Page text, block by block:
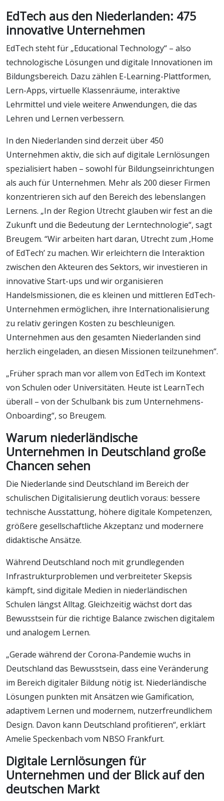
EdTech aus den Niederlanden: 475
innovative Unternehmen
EdTech steht für „Educational Technology“ – also
technologische Lösungen und digitale Innovationen im
Bildungsbereich. Dazu zählen E-Learning-Plattformen,
Lern-Apps, virtuelle Klassenräume, interaktive
Lehrmittel und viele weitere Anwendungen, die das
Lehren und Lernen verbessern.
In den Niederlanden sind derzeit über 450
Unternehmen aktiv, die sich auf digitale Lernlösungen
spezialisiert haben – sowohl für Bildungseinrichtungen
als auch für Unternehmen. Mehr als 200 dieser Firmen
konzentrieren sich auf den Bereich des lebenslangen
Lernens. „In der Region Utrecht glauben wir fest an die
Zukunft und die Bedeutung der Lerntechnologie“, sagt
Breugem. “Wir arbeiten hart daran, Utrecht zum ,Home
of EdTech’ zu machen. Wir erleichtern die Interaktion
zwischen den Akteuren des Sektors, wir investieren in
innovative Start-ups und wir organisieren
Handelsmissionen, die es kleinen und mittleren EdTech-
Unternehmen ermöglichen, ihre Internationalisierung
zu relativ geringen Kosten zu beschleunigen.
Unternehmen aus den gesamten Niederlanden sind
herzlich eingeladen, an diesen Missionen teilzunehmen“.
„Früher sprach man vor allem von EdTech im Kontext
von Schulen oder Universitäten. Heute ist LearnTech
überall – von der Schulbank bis zum Unternehmens-
Onboarding“, so Breugem.
Warum niederländische
Unternehmen in Deutschland große
Chancen sehen
Die Niederlande sind Deutschland im Bereich der
schulischen Digitalisierung deutlich voraus: bessere
technische Ausstattung, höhere digitale Kompetenzen,
größere gesellschaftliche Akzeptanz und modernere
didaktische Ansätze.
Während Deutschland noch mit grundlegenden
Infrastrukturproblemen und verbreiteter Skepsis
kämpft, sind digitale Medien in niederländischen
Schulen längst Alltag. Gleichzeitig wächst dort das
Bewusstsein für die richtige Balance zwischen digitalem
und analogem Lernen.
„Gerade während der Corona-Pandemie wuchs in
Deutschland das Bewusstsein, dass eine Veränderung
im Bereich digitaler Bildung nötig ist. Niederländische
Lösungen punkten mit Ansätzen wie Gamification,
adaptivem Lernen und modernem, nutzerfreundlichem
Design. Davon kann Deutschland profitieren“, erklärt
Amelie Speckenbach vom NBSO Frankfurt.
Digitale Lernlösungen für
Unternehmen und der Blick auf den
deutschen Markt